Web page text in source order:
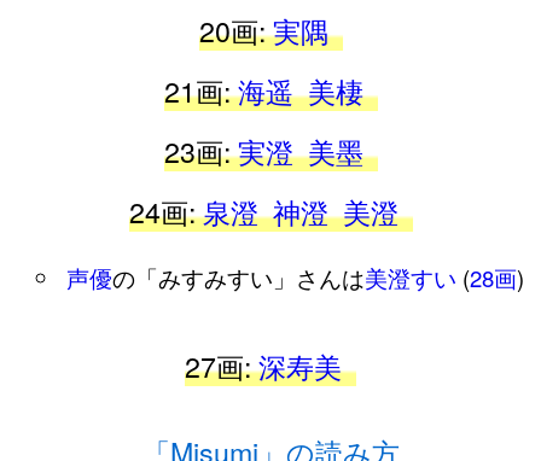
20画:実隅
21画:海遥 美棲
23画:実澄 美墨
24画:泉澄 神澄 美澄
声優の「みすみすい」さんは美澄すい (28画)
27画:深寿美
「Misumi」の読み方